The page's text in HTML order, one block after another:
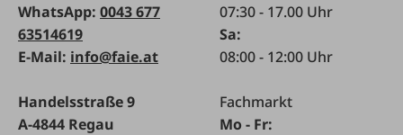
WhatsApp: 0043 677
63514619
E-Mail: info@faie.at
Handelsstraße 9
A-4844 Regau
07:30 - 17.00 Uhr
Sa:
08:00 - 12:00 Uhr
Fachmarkt
Mo - Fr: